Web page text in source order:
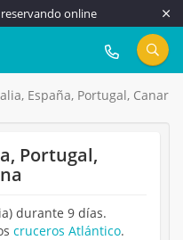
online
917 815 555
España, Portugal,
Portugal,
durante 9 días.
cruceros Atlántico.